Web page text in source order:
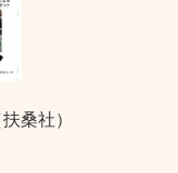
桑社）